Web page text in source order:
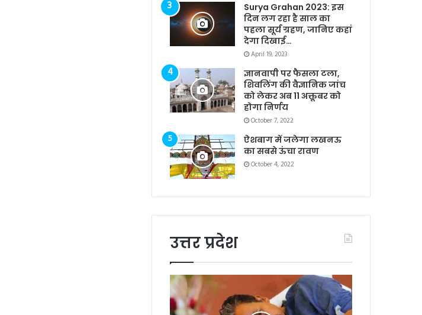
Surya Grahan 2023: इस
दिन लग रहा है साल का
पहला सूर्य ग्रहण, जानिए कहां
देगा दिखाई…
April 19, 2023
ज्ञानवापी पर फैसला टला,
शिवलिंग की वैज्ञानिक जांच
को लेकर अब 11 अक्तूबर को
होगा निर्णय
October 7, 2022
ऐशबाग में जलेगा लखनऊ
का सबसे ऊंचा रावण
October 4, 2022
उत्तर प्रदेश